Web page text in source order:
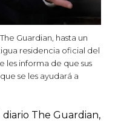
Guardian, hasta un
residencia oficial del
les informa de que sus
se les ayudará a
The Guardian,